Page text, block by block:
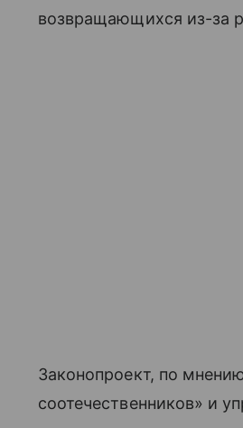
возвращающихся из-за
Законопроект, по
соотечественников» и